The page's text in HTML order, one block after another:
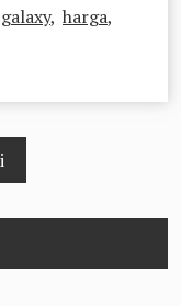
galaxy, harga,